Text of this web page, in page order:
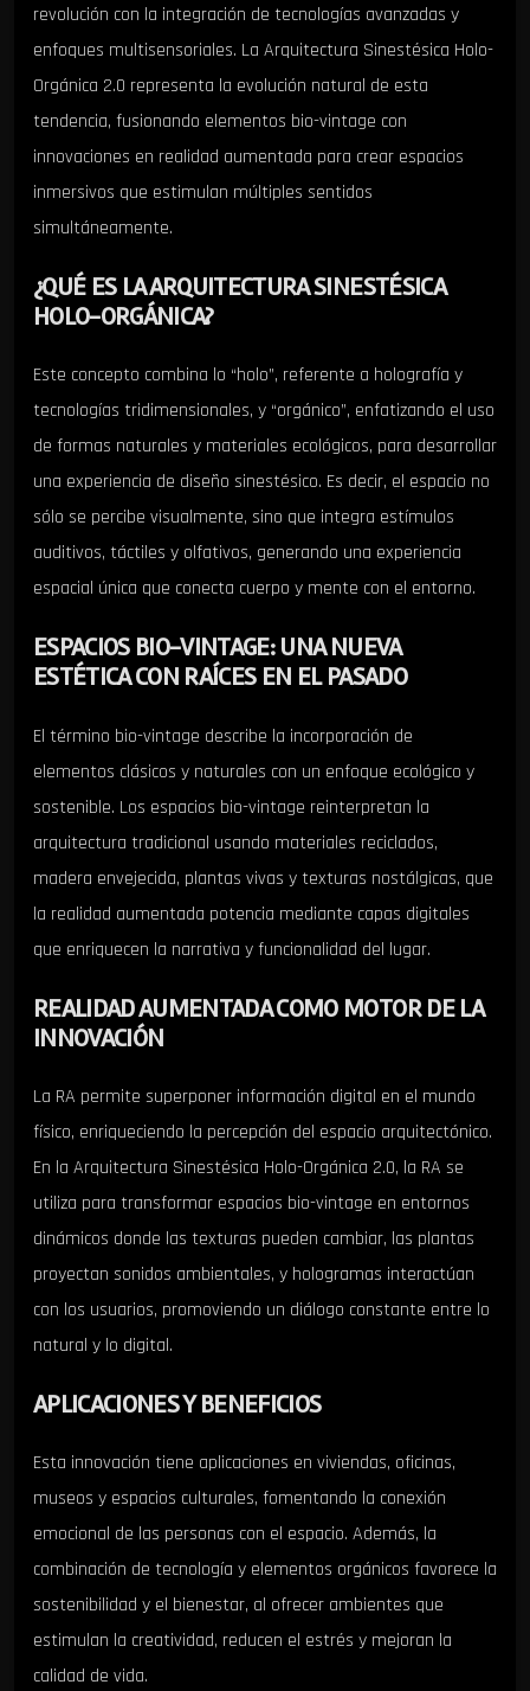
revolución con la integración de tecnologías avanzadas y
enfoques multisensoriales. La Arquitectura Sinestésica Holo-
Orgánica 2.0 representa la evolución natural de esta
tendencia, fusionando elementos bio-vintage con
innovaciones en realidad aumentada para crear espacios
inmersivos que estimulan múltiples sentidos
simultáneamente.
¿QUÉ ES LA ARQUITECTURA SINESTÉSICA
HOLO-ORGÁNICA?
Este concepto combina lo “holo”, referente a holografía y
tecnologías tridimensionales, y “orgánico”, enfatizando el uso
de formas naturales y materiales ecológicos, para desarrollar
una experiencia de diseño sinestésico. Es decir, el espacio no
sólo se percibe visualmente, sino que integra estímulos
auditivos, táctiles y olfativos, generando una experiencia
espacial única que conecta cuerpo y mente con el entorno.
ESPACIOS BIO-VINTAGE: UNA NUEVA
ESTÉTICA CON RAÍCES EN EL PASADO
El término bio-vintage describe la incorporación de
elementos clásicos y naturales con un enfoque ecológico y
sostenible. Los espacios bio-vintage reinterpretan la
arquitectura tradicional usando materiales reciclados,
madera envejecida, plantas vivas y texturas nostálgicas, que
la realidad aumentada potencia mediante capas digitales
que enriquecen la narrativa y funcionalidad del lugar.
REALIDAD AUMENTADA COMO MOTOR DE LA
INNOVACIÓN
La RA permite superponer información digital en el mundo
físico, enriqueciendo la percepción del espacio arquitectónico.
En la Arquitectura Sinestésica Holo-Orgánica 2.0, la RA se
utiliza para transformar espacios bio-vintage en entornos
dinámicos donde las texturas pueden cambiar, las plantas
proyectan sonidos ambientales, y hologramas interactúan
con los usuarios, promoviendo un diálogo constante entre lo
natural y lo digital.
APLICACIONES Y BENEFICIOS
Esta innovación tiene aplicaciones en viviendas, oficinas,
museos y espacios culturales, fomentando la conexión
emocional de las personas con el espacio. Además, la
combinación de tecnología y elementos orgánicos favorece la
sostenibilidad y el bienestar, al ofrecer ambientes que
estimulan la creatividad, reducen el estrés y mejoran la
calidad de vida.